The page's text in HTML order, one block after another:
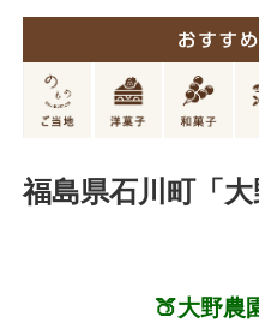
福島県石川町「
🍑大野